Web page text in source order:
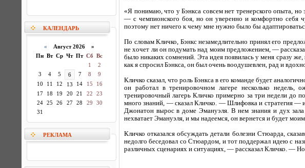
КАЛЕНДАРЬ
« Август 2026 »
Пн Вт Ср Чт Пт Сб Вс
1
2
3
4 5 6 7 8
9
10
11 12 13 14 15
16
17
18 19 20 21 22
23
24
25 26 27 28 29
30
31
РЕКЛАМА
«Я понимаю, что у Бэнкса совсем нет тренерского опыта,
— с чемпионского боя, но он уверенно и комфортно себя
поэтому нет ничего к чему мне нужно было бы
По словам Кличко, Бэнкс незамедлительно принял его
не хочет ли он подумать над моим предложением, —
было никаких сомнений. Эта идея появилась у меня сразу
как я спросил Бэнкса, он был очень воодушевлен, рад и
Кличко сказал, что роль Бэнкса в его команде будет
он работал в тренировочном лагере несколько
тренировочный лагерь Кличко примерно за три недели до
много знаний, — сказал Кличко. — Шлифовка и стратегия —
Джонатон вырос в доме Эмануэля. В нем знания и дух
нехватает Эмануэля, и мы надеемся, он вернется и будет
Кличко отказался обсуждать детали болезни Стюарда,
недолго беседовал со Стюардом, и тот поддержал идею с
различных сценариях и ситуациях, — рассказал Кличко. —